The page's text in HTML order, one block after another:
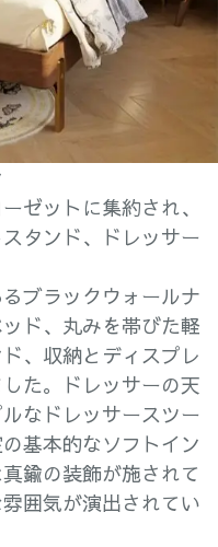
ゼットに集約され、
タンド、ドレッサー
ブラックウォールナ
ド、丸みを帯びた軽
、収納とディスプレ
た。ドレッサーの天
なドレッサースツー
基本的なソフトイン
鍮の装飾が施されて
囲気が演出されてい